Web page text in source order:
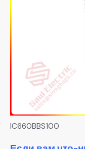
IC660BBS100